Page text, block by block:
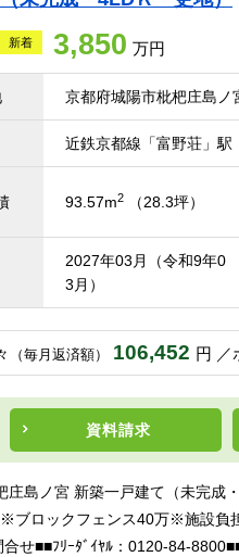
新着 3,850 万円
京都府城陽市枇杷庄島ノ
近鉄京都線「富野荘」
93.57m2 （28.3坪）
2027年03月（令和9年0
3月）
（毎月返済額） 106,452 円
資料請求
庄島ノ宮 新築一戸建て（未完
ブロックフェンス40万※施設
せ■■ﾌﾘｰﾀﾞｲﾔﾙ：0120-84-